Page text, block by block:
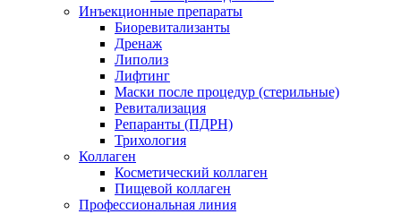
Инъекционные препараты
Биоревитализанты
Дренаж
Липолиз
Лифтинг
Маски после процедур (стерильные)
Ревитализация
Репаранты (ПДРН)
Трихология
Коллаген
Косметический коллаген
Пищевой коллаген
Профессиональная линия